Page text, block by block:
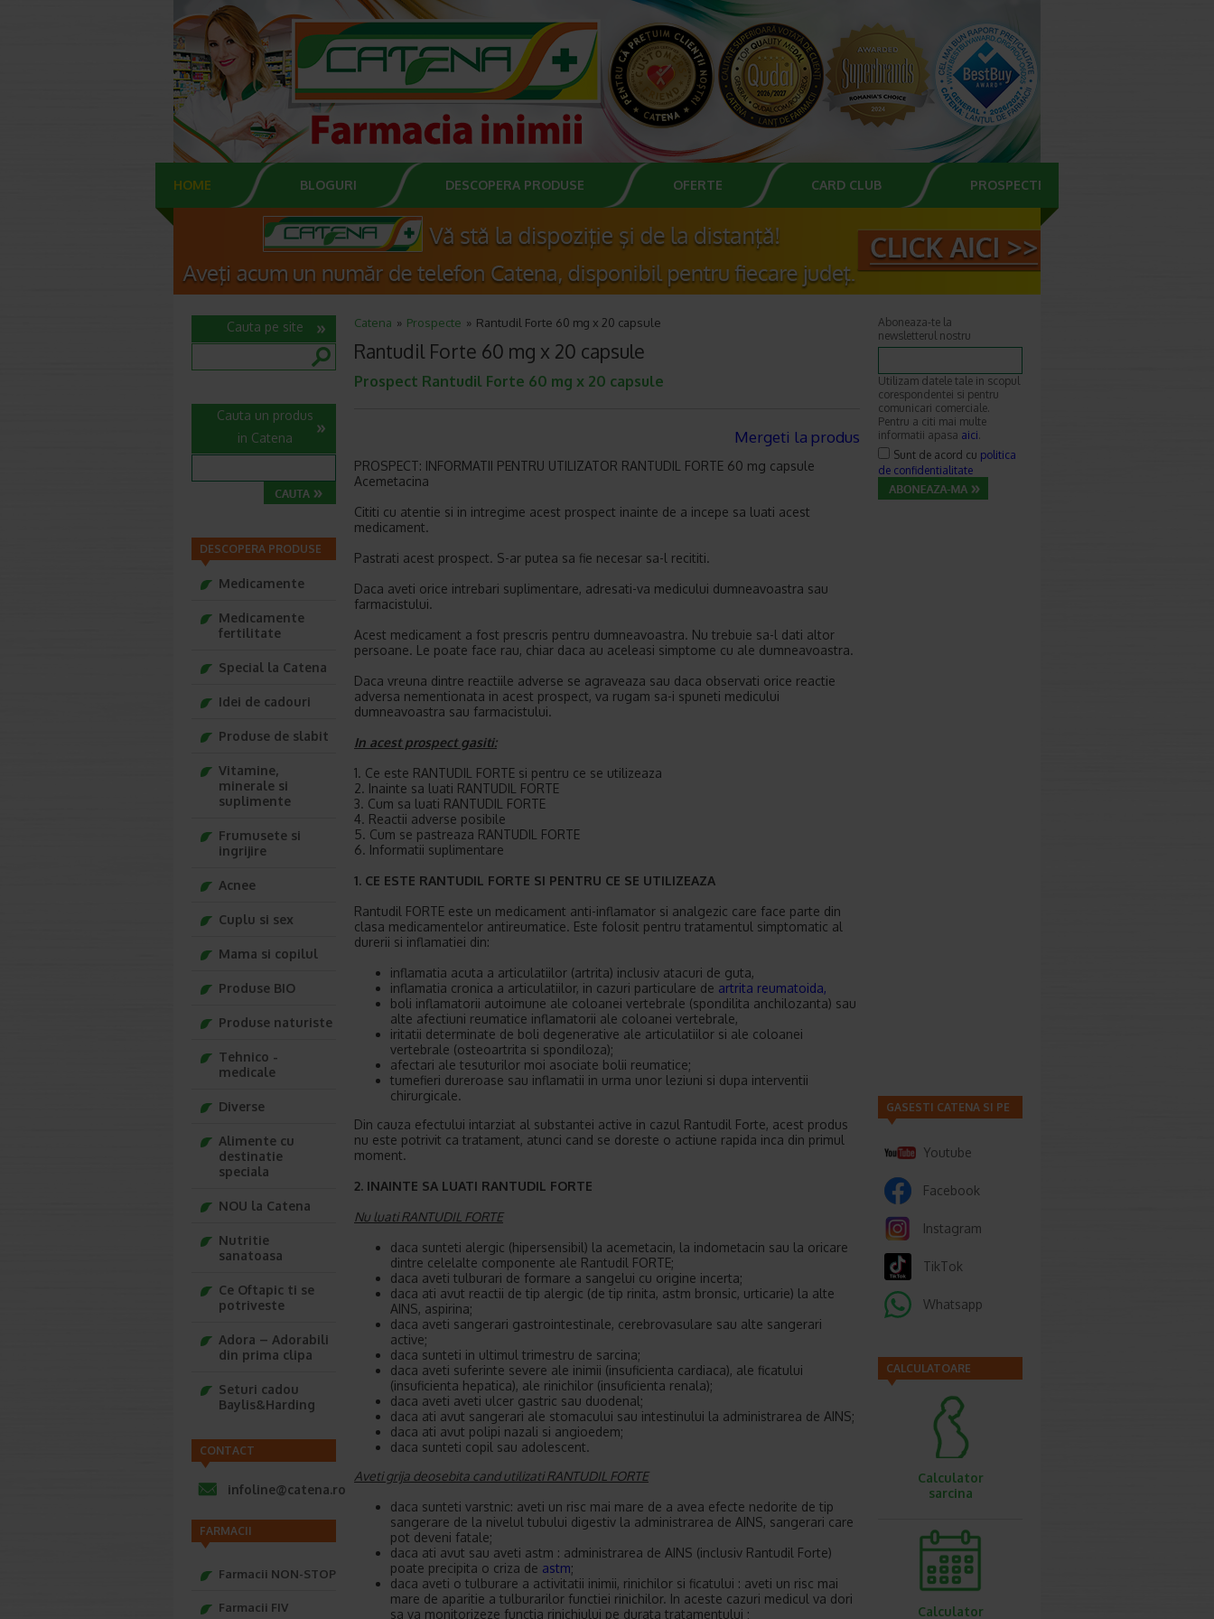
HOME BLOGURI DESCOPERA PRODUSE OFERTE CARD CLUB PROSPECTE
Catena Prospecte Rantudil Forte 60 mg x 20 capsule
Rantudil Forte 60 mg x 20 capsule
Prospect Rantudil Forte 60 mg x 20 capsule
Mergeti la produs
PROSPECT: INFORMATII PENTRU UTILIZATOR RANTUDIL FORTE 60 mg capsule
Acemetacina
Cititi cu atentie si in intregime acest prospect inainte de a incepe sa luati acest
medicament.
Pastrati acest prospect. S-ar putea sa fie necesar sa-l recititi.
Daca aveti orice intrebari suplimentare, adresati-va medicului dumneavoastra sau
farmacistului.
Acest medicament a fost prescris pentru dumneavoastra. Nu trebuie sa-l dati altor
persoane. Le poate face rau, chiar daca au aceleasi simptome cu ale dumneavoastra.
Daca vreuna dintre reactiile adverse se agraveaza sau daca observati orice reactie
adversa nementionata in acest prospect, va rugam sa-i spuneti medicului
dumneavoastra sau farmacistului.
In acest prospect gasiti:
1. Ce este RANTUDIL FORTE si pentru ce se utilizeaza
2. Inainte sa luati RANTUDIL FORTE
3. Cum sa luati RANTUDIL FORTE
4. Reactii adverse posibile
5. Cum se pastreaza RANTUDIL FORTE
6. Informatii suplimentare
1. CE ESTE RANTUDIL FORTE SI PENTRU CE SE UTILIZEAZA
Rantudil FORTE este un medicament anti-inflamator si analgezic care face parte din
clasa medicamentelor antireumatice. Este folosit pentru tratamentul simptomatic al
durerii si inflamatiei din:
inflamatia acuta a articulatiilor (artrita) inclusiv atacuri de guta,
inflamatia cronica a articulatiilor, in cazuri particulare de artrita reumatoida,
boli inflamatorii autoimune ale coloanei vertebrale (spondilita anchilozanta) sau
alte afectiuni reumatice inflamatorii ale coloanei vertebrale,
iritatii determinate de boli degenerative ale articulatiilor si ale coloanei
vertebrale (osteoartrita si spondiloza);
afectari ale tesuturilor moi asociate bolii reumatice;
tumefieri dureroase sau inflamatii in urma unor leziuni si dupa interventii
chirurgicale.
Din cauza efectului intarziat al substantei active in cazul Rantudil Forte, acest produs
nu este potrivit ca tratament, atunci cand se doreste o actiune rapida inca din primul
moment.
2. INAINTE SA LUATI RANTUDIL FORTE
Nu luati RANTUDIL FORTE
daca sunteti alergic (hipersensibil) la acemetacin, la indometacin sau la oricare
dintre celelalte componente ale Rantudil FORTE;
daca aveti tulburari de formare a sangelui cu origine incerta;
daca ati avut reactii de tip alergic (de tip rinita, astm bronsic, urticarie) la alte
AINS, aspirina;
daca aveti sangerari gastrointestinale, cerebrovasulare sau alte sangerari
active;
daca sunteti in ultimul trimestru de sarcina;
daca aveti suferinte severe ale inimii (insuficienta cardiaca), ale ficatului
(insuficienta hepatica), ale rinichilor (insuficienta renala);
daca aveti aveti ulcer gastric sau duodenal;
daca ati avut sangerari ale stomacului sau intestinului la administrarea de AINS;
daca ati avut polipi nazali si angioedem;
daca sunteti copil sau adolescent.
Aveti grija deosebita cand utilizati RANTUDIL FORTE
daca sunteti varstnic: aveti un risc mai mare de a avea efecte nedorite de tip
sangerare de la nivelul tubului digestiv la administrarea de AINS, sangerari care
pot deveni fatale;
daca ati avut sau aveti astm : administrarea de AINS (inclusiv Rantudil Forte)
poate precipita o criza de astm;
daca aveti o tulburare a activitatii inimii, rinichilor si ficatului : aveti un risc mai
mare de aparitie a tulburarilor functiei rinichilor. In aceste cazuri medicul va dori
sa va monitorizeze functia rinichiului pe durata tratamentului ;
Cauta pe site
Cauta un produs
in Catena
DESCOPERA PRODUSE
Medicamente
Medicamente
fertilitate
Special la Catena
Idei de cadouri
Produse de slabit
Vitamine,
minerale si
suplimente
Frumusete si
ingrijire
Acnee
Cuplu si sex
Mama si copilul
Produse BIO
Produse naturiste
Tehnico -
medicale
Diverse
Alimente cu
destinatie
speciala
NOU la Catena
Nutritie
sanatoasa
Ce Oftapic ti se
potriveste
Adora – Adorabili
din prima clipa
Seturi cadou
Baylis&Harding
CONTACT
infoline@catena.ro
FARMACII
Farmacii NON-STOP
Farmacii FIV
Aboneaza-te la
newsletterul nostru
Utilizam datele tale in scopul
corespondentei si pentru
comunicari comerciale.
Pentru a citi mai multe
informatii apasa aici.
Sunt de acord cu politica
de confidentialitate
GASESTI CATENA SI PE
Youtube
Facebook
Instagram
TikTok
Whatsapp
CALCULATOARE
Calculator
sarcina
Calculator